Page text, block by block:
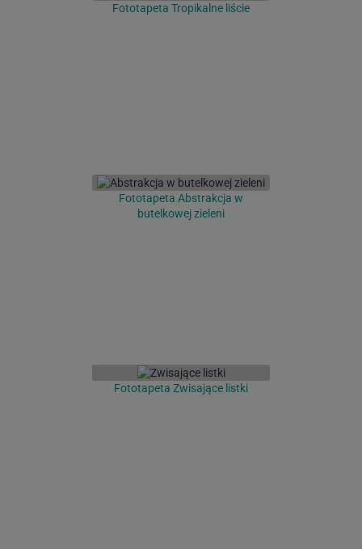
Fototapeta Tropikalne liście
Fototapeta Abstrakcja w
butelkowej zieleni
Fototapeta Zwisające listki